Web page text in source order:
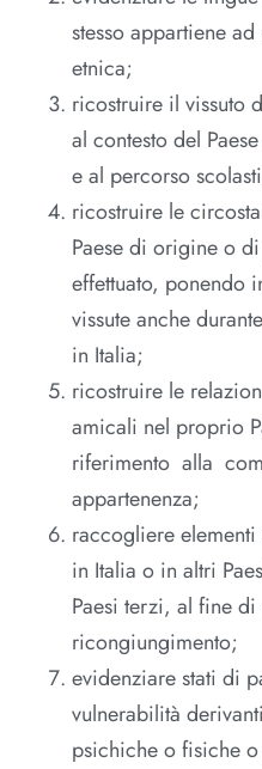
stesso appartiene
etnica;
ricostruire il vissuto
al contesto del
e al percorso
ricostruire le
Paese di origine o
effettuato, ponendo
vissute anche
in Italia;
ricostruire le
amicali nel proprio
riferimento alla
appartenenza;
raccogliere
in Italia o in altri
Paesi terzi, al fine
ricongiungimento;
evidenziare stati di
vulnerabilità
psichiche o fisiche o